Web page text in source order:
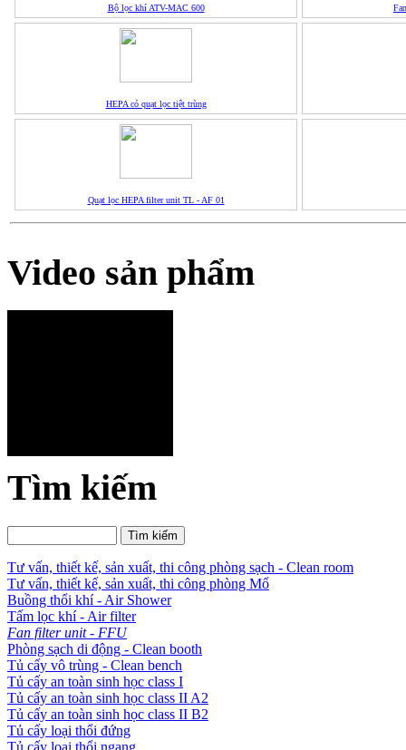
Bộ lọc khí ATV-MAC 600
HEPA có quạt lọc tiệt trùng
Quạt lọc HEPA filter unit TL - AF 01
Video sản phẩm
Tìm kiếm
Tư vấn, thiết kế, sản xuất, thi công phòng sạch - Clean room
Tư vấn, thiết kế, sản xuất, thi công phòng Mổ
Buồng thổi khí - Air Shower
Tấm lọc khí - Air filter
Fan filter unit - FFU
Phòng sạch di động - Clean booth
Tủ cấy vô trùng - Clean bench
Tủ cấy an toàn sinh học class I
Tủ cấy an toàn sinh học class II A2
Tủ cấy an toàn sinh học class II B2
Tủ cấy loại thổi đứng
Tủ cấy loại thổi ngang